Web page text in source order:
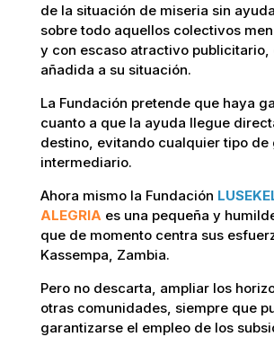
de la situación de miseria sin
sobre todo aquellos colectivos
y con escaso atractivo
añadida a su situación.
La Fundación pretende que haya
cuanto a que la ayuda llegue
destino, evitando cualquier tipo de
intermediario.
Ahora mismo la Fundación
ALEGRIA es una pequeña y
que de momento centra sus
Kassempa, Zambia.
Pero no descarta, ampliar los
otras comunidades, siempre que
garantizarse el empleo de los